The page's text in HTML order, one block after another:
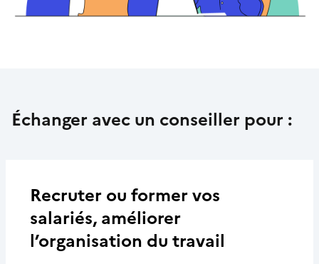
Échanger avec un conseiller pour :
Recruter ou former vos
salariés, améliorer
l’organisation du travail